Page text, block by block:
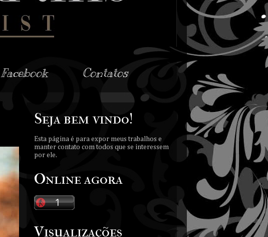
Facebook Contatos
Seja bem vindo!
Esta página é para expor meus trabalhos e
manter contato com todos que se interessem
por ele.
Online agora
Visualizações